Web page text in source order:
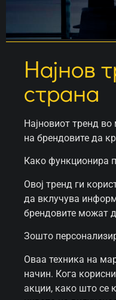
Најнов
страна
Најновиот тренд
на брендовите да
Како функционира
Овој тренд ги
да вклучува
брендовите можат
Зошто
Оваа техника на
начин. Кога
акции, како што се